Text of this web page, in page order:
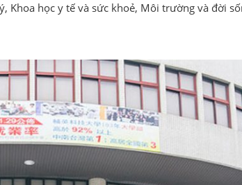
học y tế và sức khoẻ, Môi trường và đời